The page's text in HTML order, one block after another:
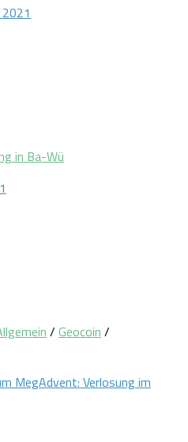
in Ba-Wü
/ Geocoin /
MegAdvent: Verlosung im